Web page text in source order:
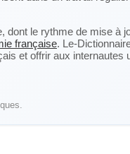
dont le rythme de mise à
française. Le-
et offrir aux internautes